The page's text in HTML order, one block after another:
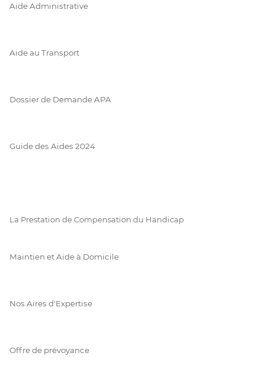
Aide Administrative
Aide au Transport
Dossier de Demande APA
Guide des Aides 2024
La Prestation de Compensation du Handicap
Maintien et Aide à Domicile
Nos Aires d'Expertise
Offre de prévoyance